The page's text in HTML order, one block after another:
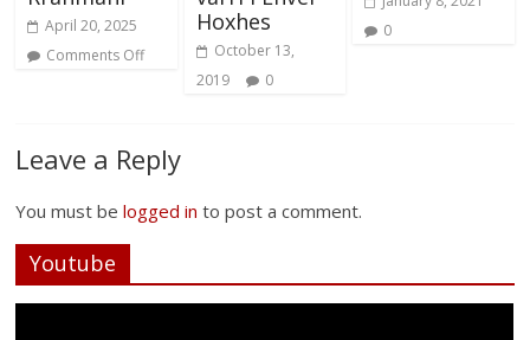
April 20, 2025
Comments Off
Hoxhes
October 13,
2019
0
0
Leave a Reply
You must belogged in to post a comment.
Youtube